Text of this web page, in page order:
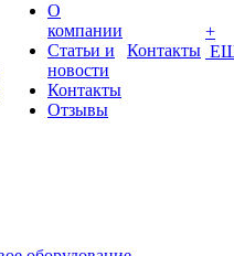
О
компании
Статьи и
новости
Контакты
Отзывы
Контакты
+